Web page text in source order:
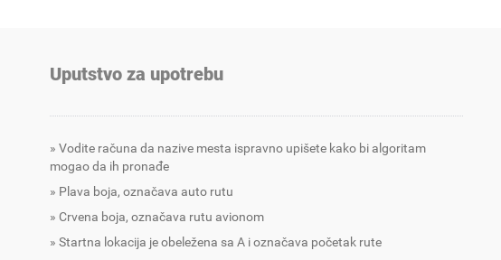
Uputstvo za upotrebu
Vodite računa da nazive mesta ispravno upišete kako bi algoritam
mogao da ih pronađe
Plava boja, označava auto rutu
Crvena boja, označava rutu avionom
Startna lokacija je obeležena sa A i označava početak rute